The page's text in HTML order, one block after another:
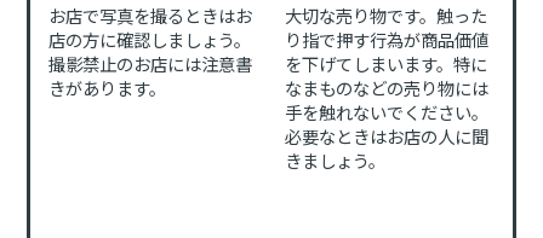
お店で写真を撮るときはお
店の方に確認しましょう。
撮影禁止のお店には注意書
きがあります。
大切な売り物です。触った
り指で押す行為が商品価値
を下げてしまいます。特に
なまものなどの売り物には
手を触れないでください。
必要なときはお店の人に聞
きましょう。